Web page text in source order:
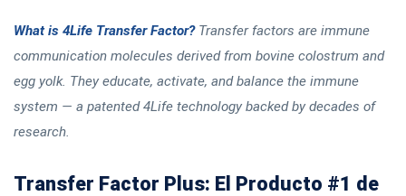
What is 4Life Transfer Factor?Transfer factors are immune
communication molecules derived from bovine colostrum and
egg yolk. They educate, activate, and balance the immune
system — a patented 4Life technology backed by decades of
research.
Transfer Factor Plus: El Producto #1 de